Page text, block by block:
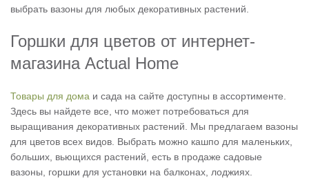
выбрать вазоны для любых декоративных растений.
Горшки для цветов от интернет-
магазина Actual Home
Товары для дома и сада на сайте доступны в ассортименте.
Здесь вы найдете все, что может потребоваться для
выращивания декоративных растений. Мы предлагаем вазоны
для цветов всех видов. Выбрать можно кашпо для маленьких,
больших, вьющихся растений, есть в продаже садовые
вазоны, горшки для установки на балконах, лоджиях.